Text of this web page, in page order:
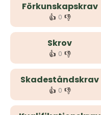
Förkunskapskrav
👍 0 👎
Skrov
👍 0 👎
Skadeståndskrav
👍 0 👎